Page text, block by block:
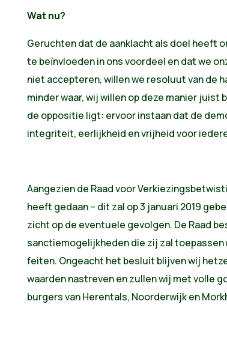
Wat nu?
Geruchten dat de aanklacht als doel heeft
te beïnvloeden in ons voordeel en dat we
niet accepteren, willen we resoluut van de
minder waar, wij willen op deze manier juist
de oppositie ligt: ervoor instaan dat de
integriteit, eerlijkheid en vrijheid voor
Aangezien de Raad voor
heeft gedaan – dit zal op 3 januari 2019
zicht op de eventuele gevolgen. De Raad
sanctiemogelijkheden die zij zal toepassen
feiten. Ongeacht het besluit blijven wij
waarden nastreven en zullen wij met volle
burgers van Herentals, Noorderwijk en